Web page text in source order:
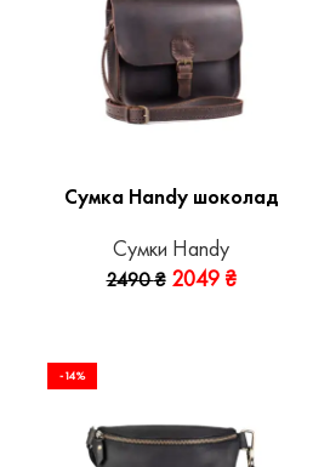
Сумка Handy шоколад
Сумки Handy
2490₴ 2049 ₴
-14%